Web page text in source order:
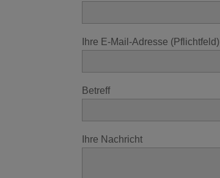
Ihre E-Mail-Adresse (Pflichtfeld)
Betreff
Ihre Nachricht